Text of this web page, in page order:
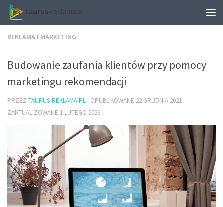
REKLAMA I MARKETING
Budowanie zaufania klientów przy pomocy
marketingu rekomendacji
PRZEZ TAURUS-REKLAMA.PL · OPUBLIKOWANE 22 GRUDNIA 2021 ·
ZAKTUALIZOWANE 1 LUTEGO 2026